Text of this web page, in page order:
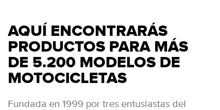
AQUÍ ENCONTRARÁS
PRODUCTOS PARA MÁS
DE 5.200 MODELOS DE
MOTOCICLETAS
Fundada en 1999 por tres entusiastas del